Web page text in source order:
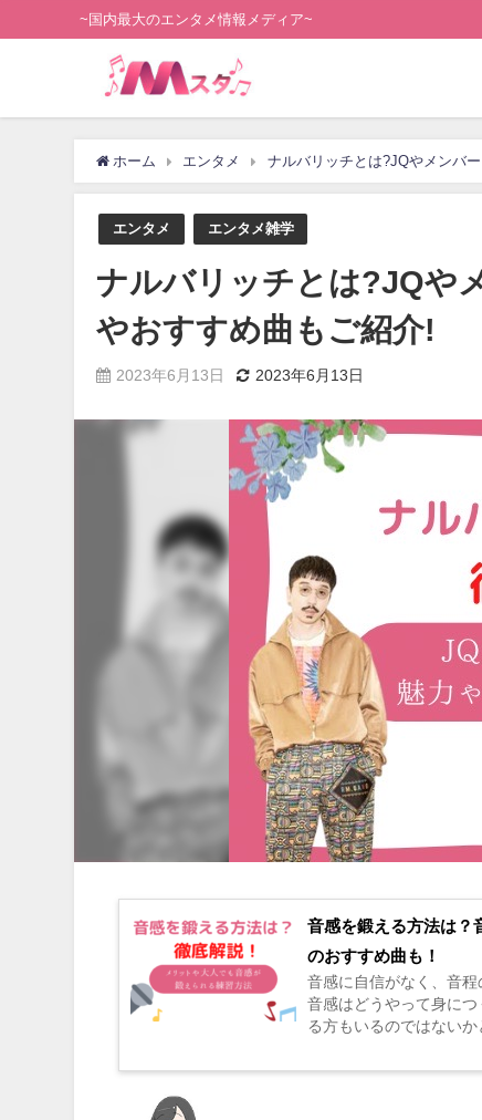
~国内最大のエンタメ情報メディア~
ホーム エンタメ ナルバリッチとは?JQやメンバ
エンタメ エンタメ雑学
ナルバリッチとは?JQや
やおすすめ曲もご紹介!
2023年6月13日 2023年6月13日
音感を鍛える方法は？
のおすすめ曲も！
音感に自信がなく、音
音感はどうやって身に
る方もいるのではない